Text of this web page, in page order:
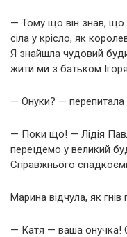
— Тому що він знав, що
сіла у крісло, як
Я знайшла чудовий
жити ми з батьком
— Онуки? —
— Поки що! — Лідія
переїдемо у великий
Справжнього
Марина відчула, як гнів
— Катя — ваша онучка!